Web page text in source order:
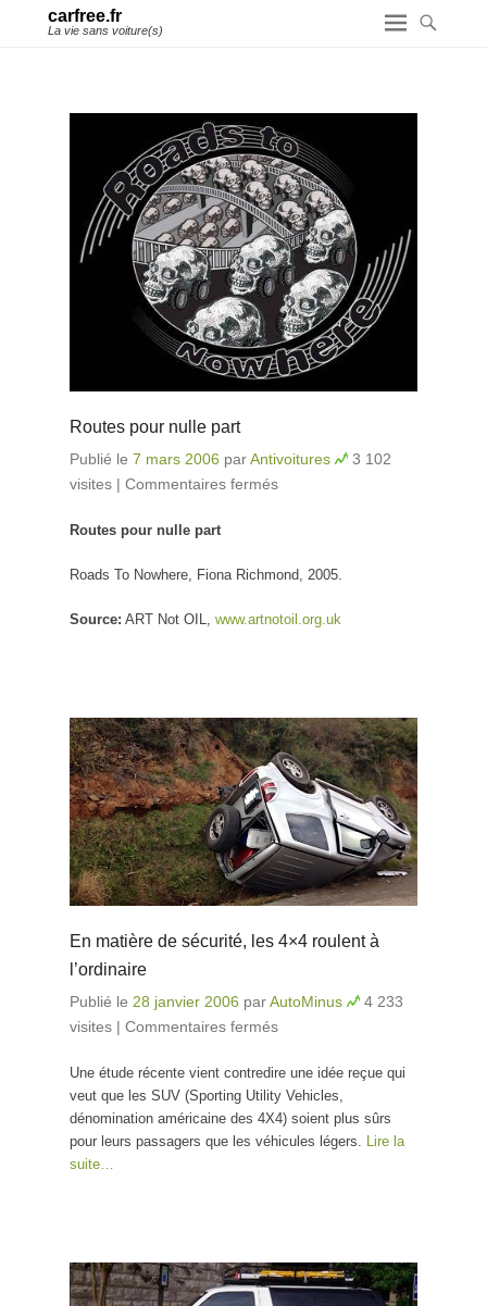
carfree.fr
La vie sans voiture(s)
Routes pour nulle part
Publié le 7 mars 2006 parAntivoitures
3 102
visites | Commentaires fermés
Routes pour nulle part
Roads To Nowhere, Fiona Richmond, 2005.
Source: ART Not OIL, www.artnotoil.org.uk
En matière de sécurité, les 4×4 roulent à
l’ordinaire
Publié le 28 janvier 2006 parAutoMinus
4 233
visites | Commentaires fermés
roulent à l’ordinaire
Une étude récente vient contredire une idée reçue qui
veut que les SUV (Sporting Utility Vehicles,
dénomination américaine des 4X4) soient plus sûrs
pour leurs passagers que les véhicules légers.
Lire la
suite…